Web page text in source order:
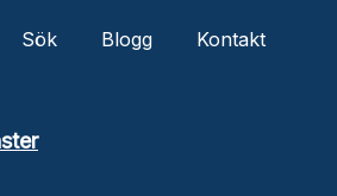
Sök Blogg
Kontakt